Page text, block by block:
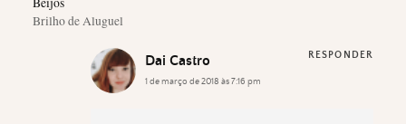
Brilho de Aluguel
Dai Castro
1 de março de 2018 às 7:16 pm
RESPONDER